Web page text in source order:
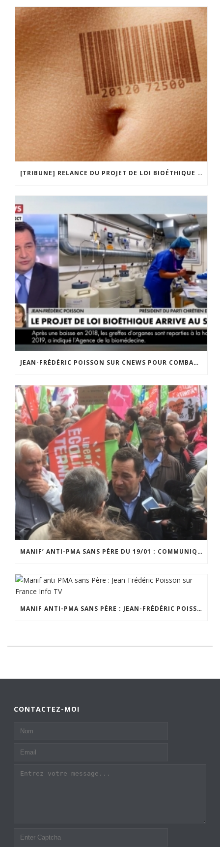
[TRIBUNE] RELANCE DU PROJET DE LOI BIOÉTHIQUE : LA FOLIE D’UN GOUVERNEMENT SANS LIMITE !
JEAN-FRÉDÉRIC POISSON SUR CNEWS POUR COMBATTRE LE PROJET DE LOI BIOÉTHIQUE ET LA PMA SANS PÈRE
MANIF’ ANTI-PMA SANS PÈRE DU 19/01 : COMMUNIQUÉ DE JEAN-FRÉDÉRIC POISSON
MANIF ANTI-PMA SANS PÈRE : JEAN-FRÉDÉRIC POISSON SUR FRANCE INFO TV
CONTACTEZ-MOI